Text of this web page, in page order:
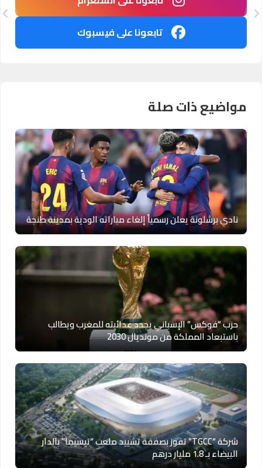
تابعونا على فيسبوك
مواضيع ذات صلة
نادي برشلونة يعلن رسمياً إلغاء مباراته الودية بمدينة طنجة
حزب “فوكس” الإسباني يجدد عدائيته للمغرب ويطالب
باستبعاد المملكة من مونديال 2030
شركة “TGCC” تفوز بصفقة تشييد ملعب “تيسيما” بالدار
البيضاء بـ 1.8 مليار درهم